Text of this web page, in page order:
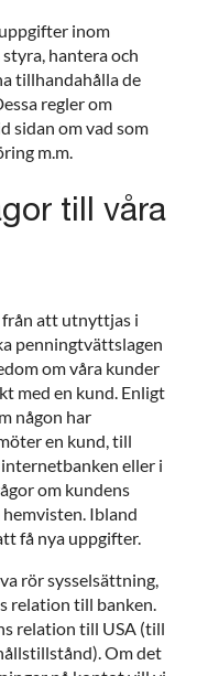
inom
hantera och
tillhandahålla de
regler om
sidan om vad som
m.m.
till våra
från att utnyttjas i
penningtvättslagen
om våra kunder
med en kund. Enligt
någon har
en kund, till
eller i
om kundens
Ibland
få nya uppgifter.
rör sysselsättning,
relation till banken.
relation till USA (till
Om det